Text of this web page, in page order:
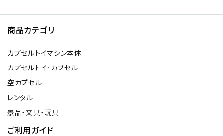
商品カテゴリ
カプセルトイマシン本体
カプセルトイ・カプセル
空カプセル
レンタル
景品・文具・玩具
ご利用ガイド